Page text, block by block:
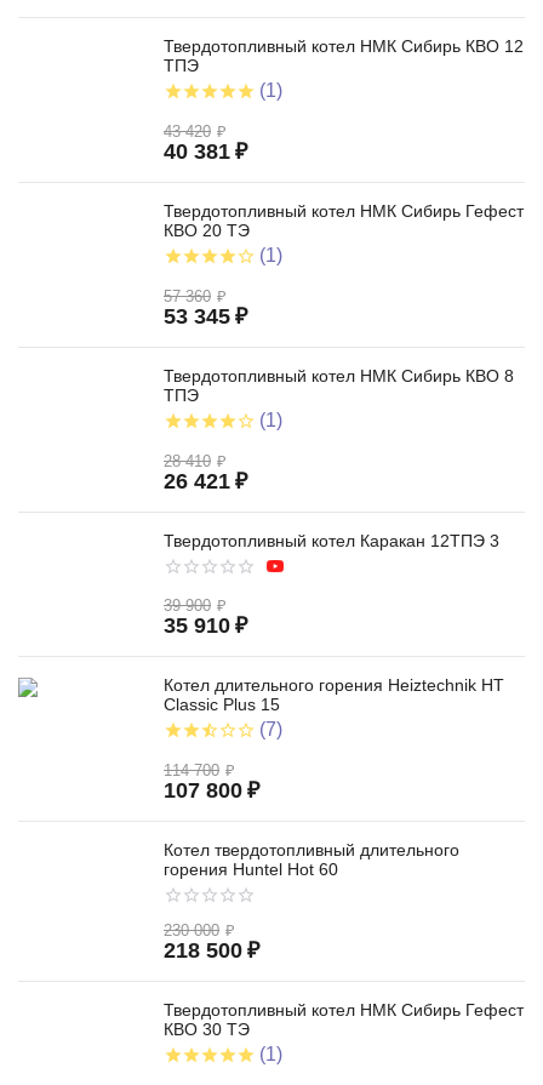
Твердотопливный котел НМК Сибирь КВО 12
ТПЭ
(1)
43 420 ₽
40 381 ₽
Твердотопливный котел НМК Сибирь Гефест
КВО 20 ТЭ
(1)
57 360 ₽
53 345 ₽
Твердотопливный котел НМК Сибирь КВО 8
ТПЭ
(1)
28 410 ₽
26 421 ₽
Твердотопливный котел Каракан 12ТПЭ 3
39 900 ₽
35 910 ₽
Котел длительного горения Heiztechnik HT
Classic Plus 15
(7)
114 700 ₽
107 800 ₽
Котел твердотопливный длительного
горения Huntel Hot 60
230 000 ₽
218 500 ₽
Твердотопливный котел НМК Сибирь Гефест
КВО 30 ТЭ
(1)